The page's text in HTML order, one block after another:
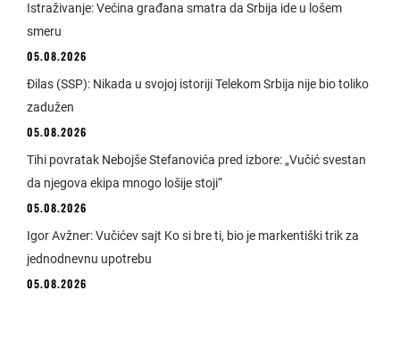
Istraživanje: Većina građana smatra da Srbija ide u lošem
smeru
05.08.2026
Đilas (SSP): Nikada u svojoj istoriji Telekom Srbija nije bio toliko
zadužen
05.08.2026
Tihi povratak Nebojše Stefanovića pred izbore: „Vučić svestan
da njegova ekipa mnogo lošije stoji“
05.08.2026
Igor Avžner: Vučićev sajt Ko si bre ti, bio je markentiški trik za
jednodnevnu upotrebu
05.08.2026